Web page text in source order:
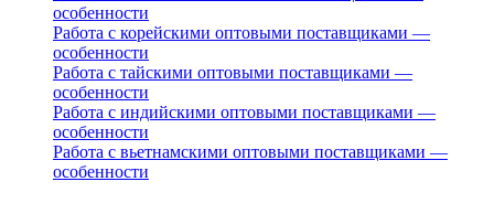
особенности
Работа с корейскими оптовыми поставщиками —
особенности
Работа с тайскими оптовыми поставщиками —
особенности
Работа с индийскими оптовыми поставщиками —
особенности
Работа с вьетнамскими оптовыми поставщиками —
особенности